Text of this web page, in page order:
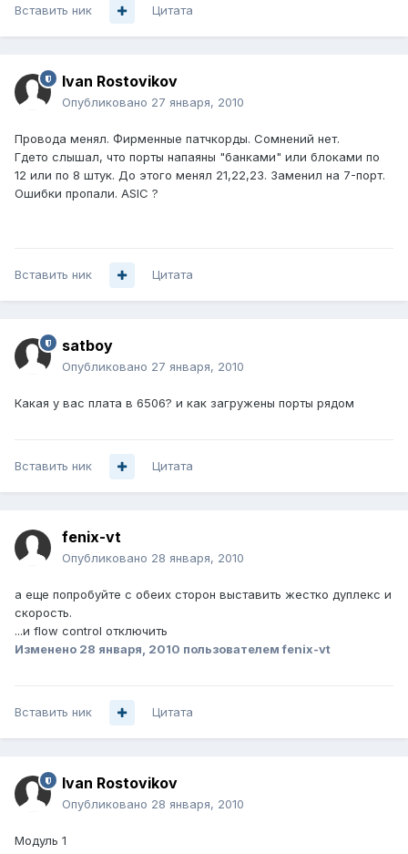
Вставить ник Цитата
Ivan Rostovikov
Опубликовано 27 января, 2010
Провода менял. Фирменные патчкорды. Сомнений нет.
Гдето слышал, что порты напаяны "банками" или блоками по
12 или по 8 штук. До этого менял 21,22,23. Заменил на 7-порт.
Ошибки пропали. ASIC ?
Вставить ник Цитата
satboy
Опубликовано 27 января, 2010
Какая у вас плата в 6506? и как загружены порты рядом
Вставить ник Цитата
fenix-vt
Опубликовано 28 января, 2010
а еще попробуйте с обеих сторон выставить жестко дуплекс и
скорость.
...и flow control отключить
Изменено 28 января, 2010 пользователем fenix-vt
Вставить ник Цитата
Ivan Rostovikov
Опубликовано 28 января, 2010
Модуль 1